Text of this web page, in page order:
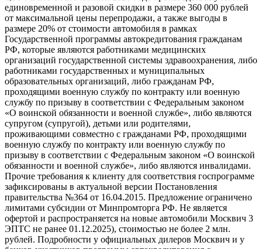
единовременной и разовой скидки в размере 360 000 рублей
от максимальной цены перепродажи, а также выгоды в
размере 20% от стоимости автомобиля в рамках
Государственной программы автокредитования гражданам
РФ, которые являются работниками медицинских
организаций государственной системы здравоохранения, либо
работниками государственных и муниципальных
образовательных организаций, либо гражданам РФ,
проходящими военную службу по контракту или военную
службу по призыву в соответствии с Федеральным законом
«О воинской обязанности и военной службе», либо являются
супругом (супругой), детьми или родителями,
проживающими совместно с гражданами РФ, проходящими
военную службу по контракту или военную службу по
призыву в соответствии с Федеральным законом «О воинской
обязанности и военной службе», либо являются инвалидами.
Прочие требования к клиенту для соответствия госпрограмме
зафиксированы в актуальной версии Постановления
правительства №364 от 16.04.2015. Предложение ограничено
лимитами субсидии от Минпромторга РФ. Не является
офертой и распространяется на новые автомобили Москвич 3
ЭПТС не ранее 01.12.2025), стоимостью не более 2 млн.
рублей. Подробности у официальных дилеров Москвич и у